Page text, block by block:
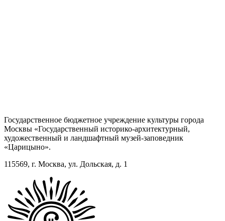
Государственное бюджетное учреждение культуры города
Москвы «Государственный историко-архитектурный,
художественный и ландшафтный музей-заповедник
«Царицыно».
115569, г. Москва, ул. Дольская, д. 1